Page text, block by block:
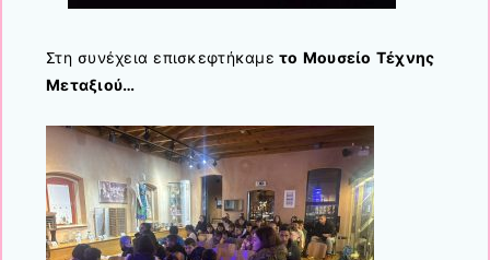
Στη συνέχεια επισκεφτήκαμε το Μουσείο Τέχνης
Μεταξιού…